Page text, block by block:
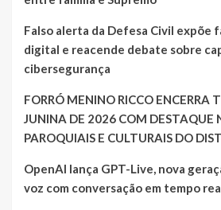
Falso alerta da Defesa Civil expõe
digital e reacende debate sobre
cibersegurança
FORRÓ MENINO RICCO ENCERRA
JUNINA DE 2026 COM DESTAQUE
PAROQUIAIS E CULTURAIS DO
OpenAI lança GPT-Live, nova
voz com conversação em tempo